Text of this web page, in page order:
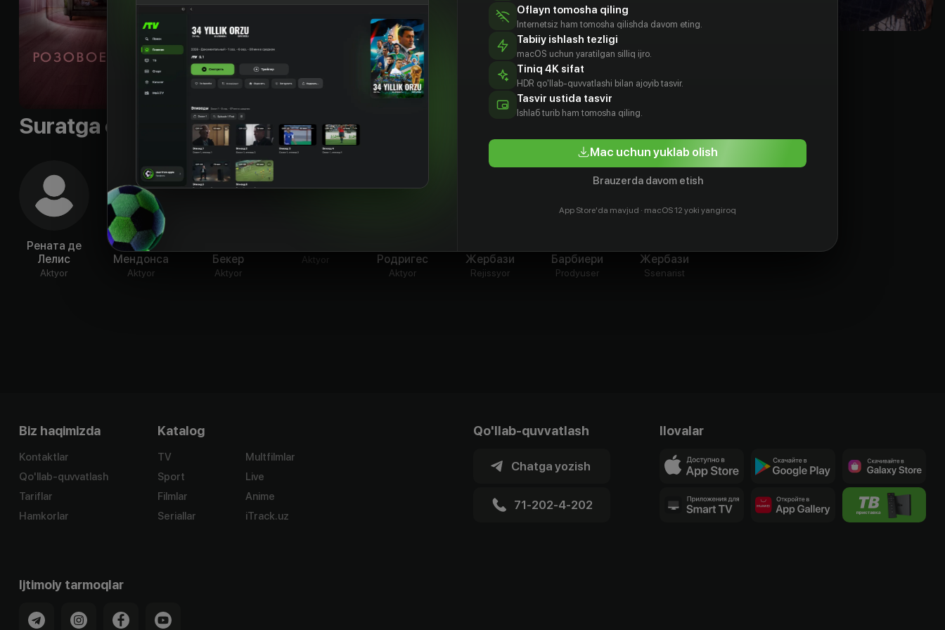
Sifati:
Suratga olish guruhi
Рената де
Лелис
Aktyor
Эдуардо
Мендонса
Aktyor
Бекер
Aktyor
Aktyor
Родригес
Aktyor
Жербази
Rejissyor
Барбиери
Prodyuser
Жербази
Ssenarist
Biz haqimizda
Kontaktlar
Qo'llab-quvvatlash
Tariflar
Hamkorlar
Katalog
TV
Sport
Filmlar
Seriallar
Multfilmlar
Live
Anime
iTrack.uz
Qo'llab-quvvatlash
Chatga yozish
71-202-4-202
Ilovalar
Ijtimoiy tarmoqlar
Oflayn tomosha qiling
Internetsiz ham tomosha qilishda davom eting.
Tabiiy ishlash tezligi
macOS uchun yaratilgan silliq ijro.
Tiniq 4K sifat
HDR qo'llab-quvvatlashi bilan ajoyib tasvir.
Tasvir ustida tasvir
Ishlаб turib ham tomosha qiling.
Mac uchun yuklab olish
Brauzerda davom etish
App Store'da mavjud · macOS 12 yoki yangiroq